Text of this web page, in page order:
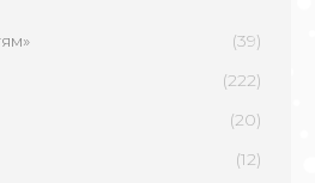
(39)
(222)
(20)
(12)